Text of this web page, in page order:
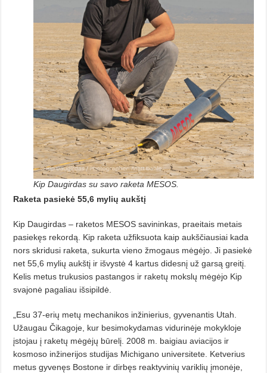
Kip Daugirdas su savo raketa MESOS.
Raketa pasiekė 55,6 mylių aukštį
Kip Daugirdas – raketos MESOS savininkas, praeitais metais
pasiekęs rekordą. Kip raketa užfiksuota kaip aukščiausiai kada
nors skridusi ra­keta, sukurta vieno žmogaus mėgėjo. Ji pa­siekė
net 55,6 mylių aukštį ir iš­vystė 4 kartus didesnį už garsą greitį.
Kelis metus trukusios pastangos ir raketų mokslų mėgėjo Kip
svajonė pagaliau išsipildė.
„Esu 37-erių metų mechanikos inžinierius, gyvenantis Utah.
Užau­gau Čikagoje, kur besimokydamas vi­durinėje mokykloje
įstojau į raketų mė­gėjų būrelį. 2008 m. baigiau aviacijos ir
kosmoso inžinerijos studijas Mi­chigano universitete. Ketverius
metus gyvenęs Bostone ir dirbęs re­aktyvinių variklių įmonėje,